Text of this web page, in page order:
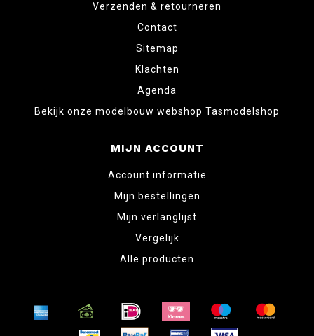
Verzenden & retourneren
Contact
Sitemap
Klachten
Agenda
Bekijk onze modelbouw webshop Tasmodelshop
MIJN ACCOUNT
Account informatie
Mijn bestellingen
Mijn verlanglijst
Vergelijk
Alle producten